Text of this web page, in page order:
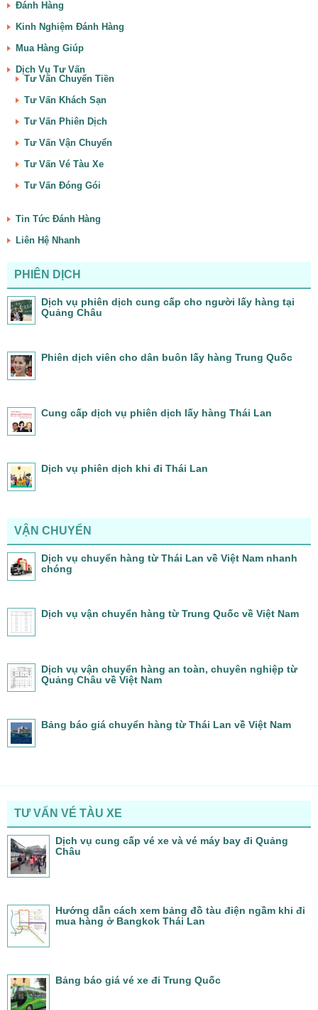
Đánh Hàng
Kinh Nghiệm Đánh Hàng
Mua Hàng Giúp
Dịch Vụ Tư Vấn
Tư Vấn Chuyển Tiền
Tư Vấn Khách Sạn
Tư Vấn Phiên Dịch
Tư Vấn Vận Chuyển
Tư Vấn Vé Tàu Xe
Tư Vấn Đóng Gói
Tin Tức Đánh Hàng
Liên Hệ Nhanh
PHIÊN DỊCH
Dịch vụ phiên dịch cung cấp cho người lấy hàng tại
Quảng Châu
Phiên dịch viên cho dân buôn lấy hàng Trung Quốc
Cung cấp dịch vụ phiên dịch lấy hàng Thái Lan
Dịch vụ phiên dịch khi đi Thái Lan
VẬN CHUYỂN
Dịch vụ chuyển hàng từ Thái Lan về Việt Nam nhanh
chóng
Dịch vụ vận chuyển hàng từ Trung Quốc về Việt Nam
Dịch vụ vận chuyển hàng an toàn, chuyên nghiệp từ
Quảng Châu về Việt Nam
Bảng báo giá chuyển hàng từ Thái Lan về Việt Nam
TƯ VẤN VÉ TÀU XE
Dịch vụ cung cấp vé xe và vé máy bay đi Quảng
Châu
Hướng dẫn cách xem bảng đồ tàu điện ngầm khi đi
mua hàng ở Bangkok Thái Lan
Bảng báo giá vé xe đi Trung Quốc